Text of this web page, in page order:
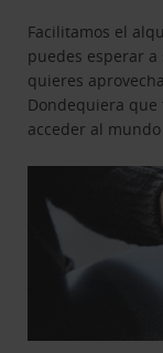
Facilitamos el
puedes esperar
quieres
Dondequiera que
acceder al